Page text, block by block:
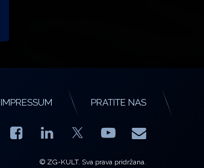
IMPRESSUM PRATITE NAS
Facebook
LinkedIn YouTube
E-mail
© ZG-KULT. Sva prava pridržana.